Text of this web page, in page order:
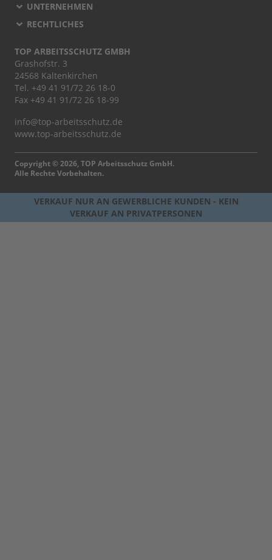
UNTERNEHMEN
RECHTLICHES
TOP ARBEITSSCHUTZ GMBH
Grashofstr. 3
24568 Kaltenkirchen
Tel. +49 41 91/72 26 18-0
Fax +49 41 91/72 26 18-99
info@top-arbeitsschutz.de
www.top-arbeitsschutz.de
Copyright © 2026, TOP Arbeitsschutz GmbH.
Alle Rechte Vorbehalten.
VERKAUF NUR AN GEWERBLICHE KUNDEN - KEIN
VERKAUF AN PRIVATPERSONEN